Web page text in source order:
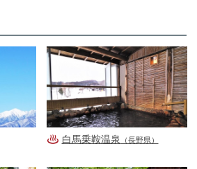
白馬乗鞍温泉 （長野県）